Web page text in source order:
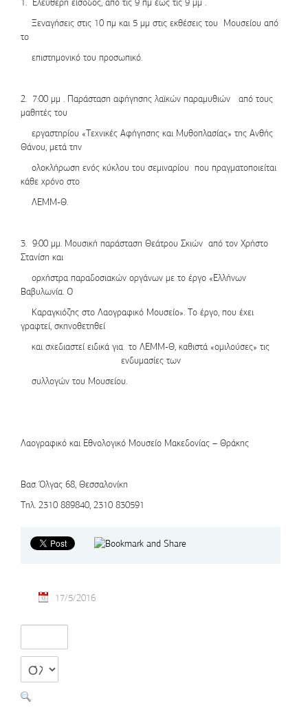
1. Ελεύθερη είσοδος, από τις 9 πμ έως τις 9 μμ .
Ξεναγήσεις στις 10 πμ και 5 μμ στις εκθέσεις του Μουσείου από
το
επιστημονικό του προσωπικό.
2. 7:00 μμ . Παράσταση αφήγησης λαϊκών παραμυθιών από τους
μαθητές του
εργαστηρίου «Τεχνικές Αφήγησης και Μυθοπλασίας» της Ανθής
Θάνου, μετά την
ολοκλήρωση ενός κύκλου του σεμιναρίου που πραγματοποιείται
κάθε χρόνο στο
ΛΕΜΜ-Θ.
3. 9:00 μμ. Μουσική παράσταση Θεάτρου Σκιών από τον Χρήστο
Στανίση και
ορχήστρα παραδοσιακών οργάνων με το έργο «Ελλήνων
Βαβυλωνία. Ο
Καραγκιόζης στο Λαογραφικό Μουσείο». Το έργο, που έχει
γραφτεί, σκηνοθετηθεί
και σχεδιαστεί ειδικά για το ΛΕΜΜ-Θ, καθιστά «ομιλούσες» τις
ενδυμασίες των
συλλογών του Μουσείου.
Λαογραφικό και Εθνολογικό Μουσείο Μακεδονίας – Θράκης
Βασ. Όλγας 68, Θεσσαλονίκη
Τηλ. 2310 889840, 2310 830591
17/5/2016